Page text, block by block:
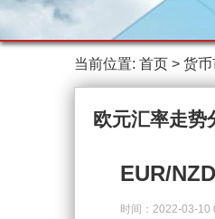
当前位置: 首页 > 货币
欧元汇率走势
EUR/
时间：2022-03-